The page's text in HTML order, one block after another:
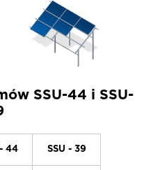
SSU-44 i SSU-
44 SSU - 39